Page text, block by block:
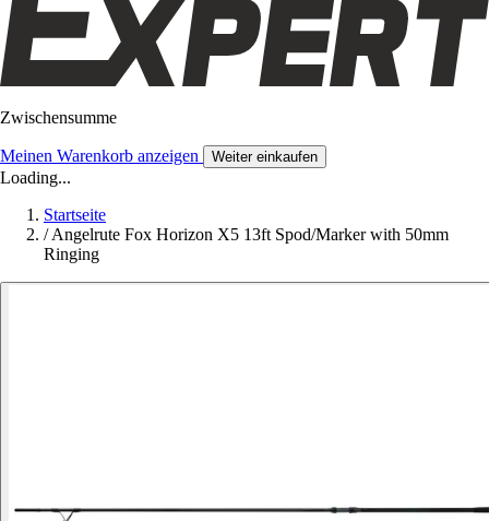
Zwischensumme
Meinen Warenkorb anzeigen Weiter einkaufen
Loading...
Startseite
/ Angelrute Fox Horizon X5 13ft Spod/Marker with 50mm
Ringing